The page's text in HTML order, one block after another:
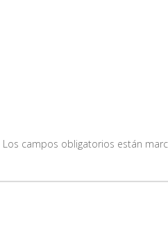
Los campos obligatorios están